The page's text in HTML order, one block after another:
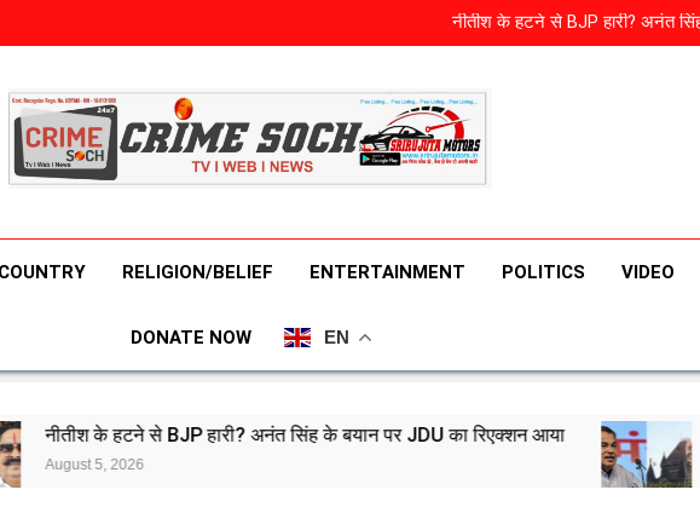
नीतीश के हटने से BJP हारी? अनंत
E20 डीपफेक केस: नितिन गडकरी के हक में
‘Don’t need to apologise to anyone’: Rahul
नीतीश के हटने से BJP हारी? अनंत
E20 डीपफेक केस: नितिन गडकरी के हक में फैसला,
3 दिन में जुकरबर्ग…’, PM मोदी के
COUNTRY RELIGION/BELIEF ENTERTAINMENT POLITICS VIDEO
DONATE NOW EN
BJP हारी? अनंत सिंह के बयान पर JDU का रिएक्शन आया E20 डीपफेक केस:
August 5, 2026